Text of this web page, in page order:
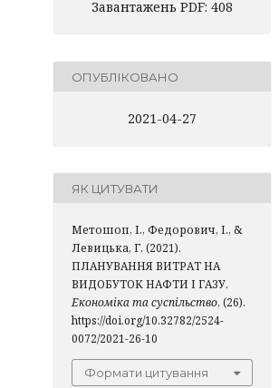
Завантажень PDF: 408
ОПУБЛІКОВАНО
2021-04-27
ЯК ЦИТУВАТИ
Метошоп, І., Федорович, І., &
Левицька, Г. (2021).
ПЛАНУВАННЯ ВИТРАТ НА
ВИДОБУТОК НАФТИ І ГАЗУ.
Економіка та суспільство, (26).
https://doi.org/10.32782/2524-
0072/2021-26-10
Формати цитування